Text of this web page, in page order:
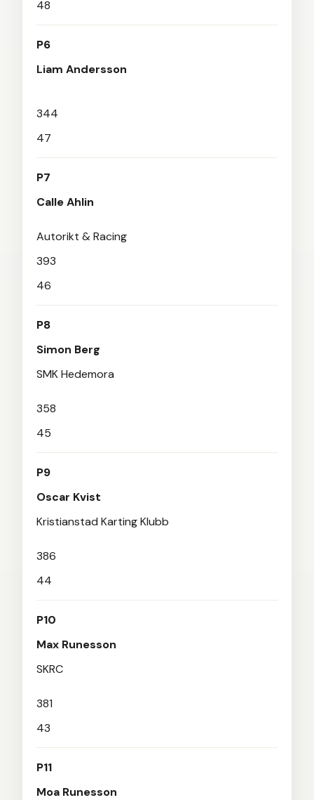
48
P6
Liam Andersson
344
47
P7
Calle Ahlin
Autorikt & Racing
393
46
P8
Simon Berg
SMK Hedemora
358
45
P9
Oscar Kvist
Kristianstad Karting Klubb
386
44
P10
Max Runesson
SKRC
381
43
P11
Moa Runesson